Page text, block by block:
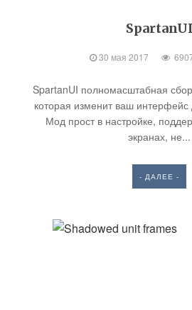
SpartanUI
30 мая 2017
SpartanUI полномасштабная
которая изменит ваш интерфейс
Мод прост в настройке,
экранах, не...
- ДАЛЕЕ -